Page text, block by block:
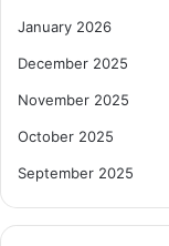
January 2026
December 2025
November 2025
October 2025
September 2025